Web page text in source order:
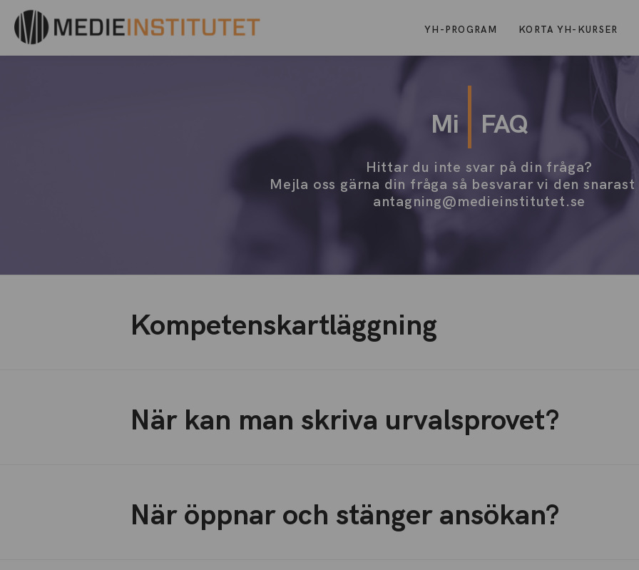
YH-PROGRAM KORTA YH-KURSER
Mi FAQ
Hittar du inte svar på din fråga?
Mejla oss gärna din fråga så besvarar vi den
antagning@medieinstitutet.se
Kompetenskartläggning
När kan man skriva urvalsprovet?
När öppnar och stänger ansökan?